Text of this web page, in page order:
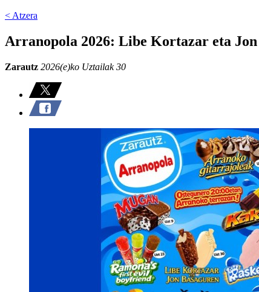
< Atzera
Arranopola 2026: Libe Kortazar eta Jon
Zarautz 2026(e)ko Uztailak 30